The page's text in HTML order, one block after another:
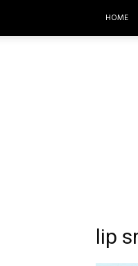
HOME
lip